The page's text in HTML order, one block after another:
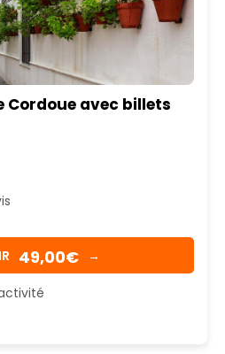
Cordoue avec billets
49,00€ →